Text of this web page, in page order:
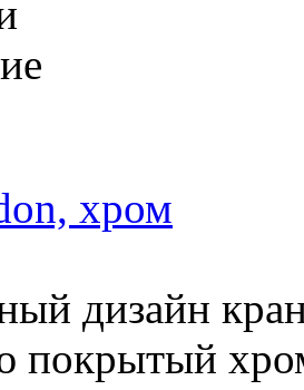
хром
дизайн
покрытый